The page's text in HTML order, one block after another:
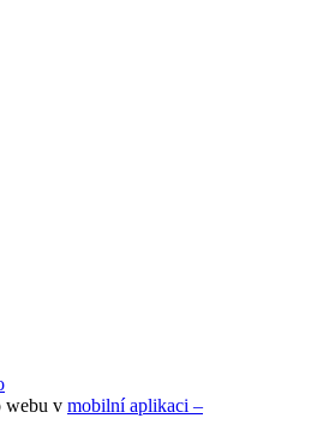
webu v mobilní aplikaci –